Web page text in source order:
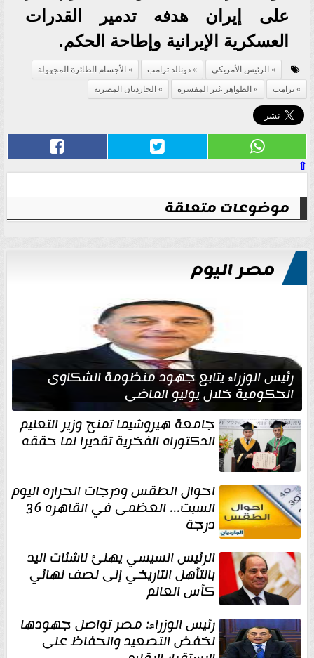
على إيران هدفه تدمير القدرات
العسكرية الإيرانية وإطاحة الحكم.
الرئيس الأمريكى دونالد ترامب
الأجسام الطائرة المجهولة
ترامب
الظواهر غير المفسرة الجارديان المصريه
⇧
موضوعات متعلقة
مصر اليوم
رئيس الوزراء يتابع جهود منظومة الشكاوى
الحكومية خلال يوليو الماضي
جامعة هيروشيما تمنح وزير التعليم
الدكتوراه الفخرية تقديرا لما حققه
احوال الطقس ودرجات الحراره اليوم
السبت... العظمى في القاهره 36
درجة
الرئيس السيسي يهنئ ناشئات اليد
بالتأهل التاريخي إلى نصف نهائي
كأس العالم
رئيس الوزراء: مصر تواصل جهودها
لخفض التصعيد والحفاظ على